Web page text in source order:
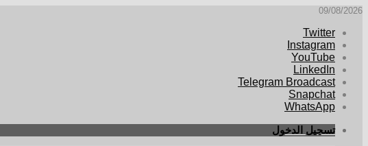
09/08/2026
Twitter
Instagram
YouTube
LinkedIn
Telegram Broadcast
Snapchat
WhatsApp
تسجيل الدخول